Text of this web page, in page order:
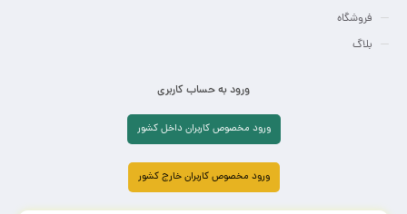
فروشگاه
بلاگ
ورود به حساب کاربری
ورود مخصوص کاربران داخل کشور
ورود مخصوص کاربران خارج کشور